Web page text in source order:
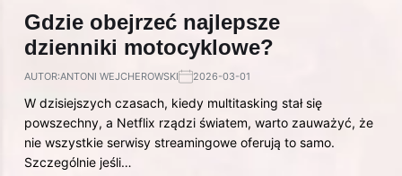
Gdzie obejrzeć najlepsze
dzienniki motocyklowe?
AUTOR:ANTONI WEJCHEROWSKI 2026-03-01
W dzisiejszych czasach, kiedy multitasking stał się
powszechny, a Netflix rządzi światem, warto zauważyć, że
nie wszystkie serwisy streamingowe oferują to samo.
Szczególnie jeśli…